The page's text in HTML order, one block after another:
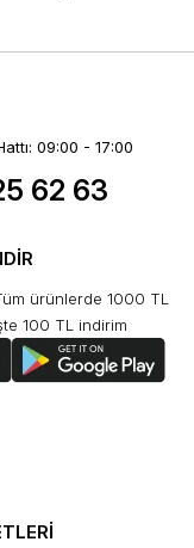
09:00 - 17:00
62 63
ürünlerde 1000 TL
100 TL indirim